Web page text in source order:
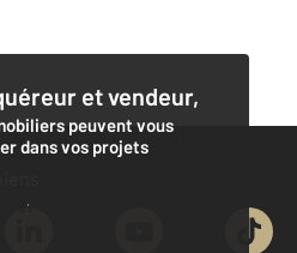
et vendeur,
peuvent vous
dans vos projets
l'agence